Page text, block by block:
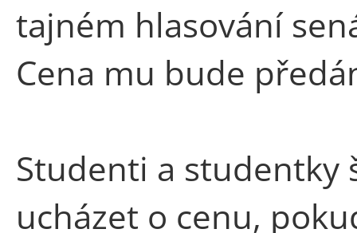
tajném hlasování
Cena mu bude
Studenti a studentky
ucházet o cenu,